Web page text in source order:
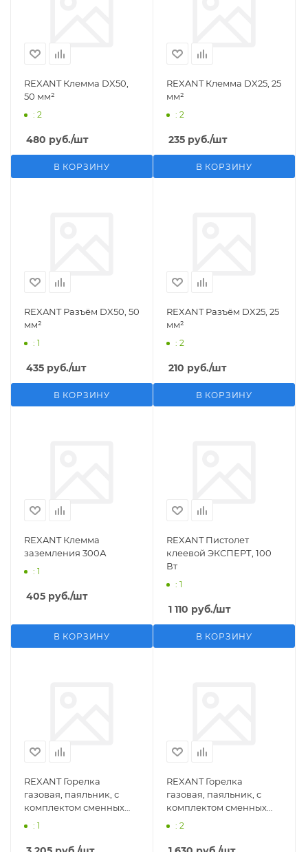
REXANT Клемма DX50,
50 мм²
: 2
480 руб./шт
В КОРЗИНУ
REXANT Клемма DX25, 25
мм²
: 2
235 руб./шт
В КОРЗИНУ
REXANT Разъём DX50, 50
мм²
: 1
435 руб./шт
В КОРЗИНУ
REXANT Разъём DX25, 25
мм²
: 2
210 руб./шт
В КОРЗИНУ
REXANT Клемма
заземления 300А
: 1
405 руб./шт
В КОРЗИНУ
REXANT Пистолет
клеевой ЭКСПЕРТ, 100
Вт
: 1
1 110 руб./шт
В КОРЗИНУ
REXANT Горелка
газовая, паяльник, с
комплектом сменных
насадок, 11 предметов
: 1
REXANT Горелка
газовая, паяльник, с
комплектом сменных
насадок, 3 предмета
: 2